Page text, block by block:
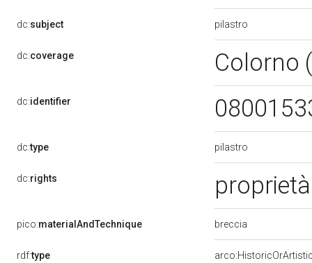
dc:subject pilastro
dc:coverage Colorno
dc:identifier
dc:type pilastro
dc:rights
pico:materialAndTechnique breccia
rdf:type